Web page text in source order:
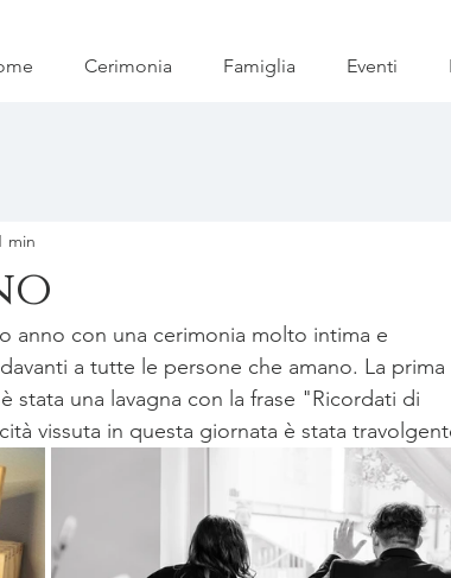
min
anno con una cerimonia molto intima e
a tutte le persone che amano. La prima
stata una lavagna con la frase "Ricordati di
vissuta in questa giornata è stata
Cerimonia Famiglia Eventi